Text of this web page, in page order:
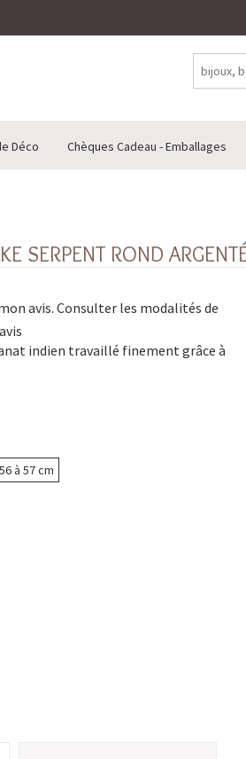
Déco Chèques Cadeau - Emballages
SERPENT ROND
avis. Consulter les modalités de
indien travaillé finement grâce à
à 57 cm